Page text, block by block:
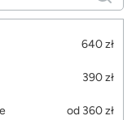
640 zł
390 zł
od 360 zł